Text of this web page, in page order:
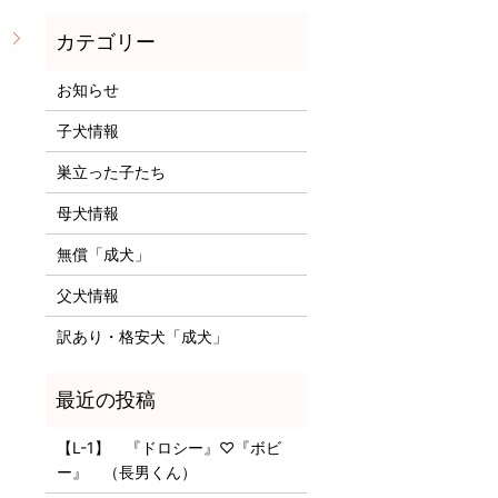
お知らせ
子犬情報
巣立った子たち
母犬情報
無償「成犬」
父犬情報
訳あり・格安犬「成犬」
【L-1】 『ドロシー』♡『ボビ
ー』 （長男くん）